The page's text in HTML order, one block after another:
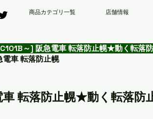
商品カテゴリ一覧 店舗情報
～] 阪急電車 転落防止幌★動く転落
電車 転落防止幌
車 転落防止幌★動く転落